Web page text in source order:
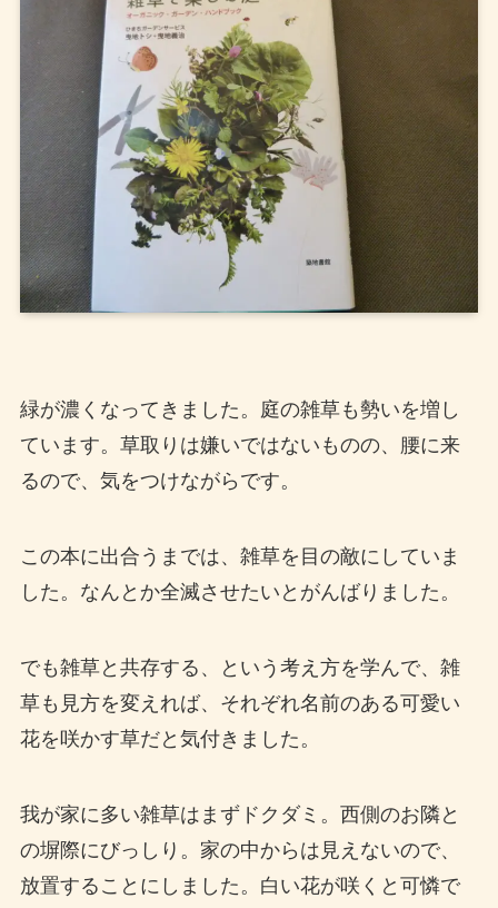
緑が濃くなってきました。庭の雑草も勢いを増し
ています。草取りは嫌いではないものの、腰に来
るので、気をつけながらです。
この本に出合うまでは、雑草を目の敵にしていま
した。なんとか全滅させたいとがんばりました。
でも雑草と共存する、という考え方を学んで、雑
草も見方を変えれば、それぞれ名前のある可愛い
花を咲かす草だと気付きました。
我が家に多い雑草はまずドクダミ。西側のお隣と
の塀際にびっしり。家の中からは見えないので、
放置することにしました。白い花が咲くと可憐で